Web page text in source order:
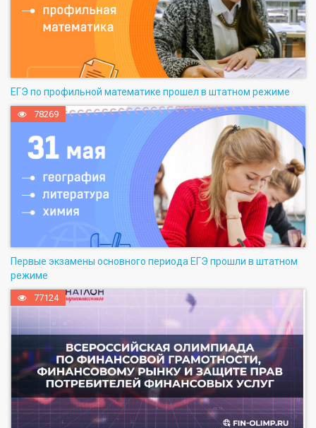
ЕГЭ по профильной математике прошел в штатном режиме
78269
Первые экзамены основного периода ЕГЭ прошли в штатном
режиме
77124